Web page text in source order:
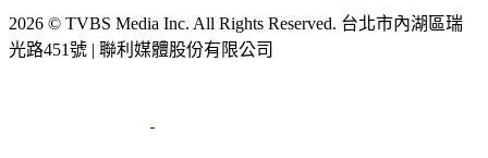
2026 © TVBS Media Inc. All Rights Reserved. 台北市內湖區瑞
光路451號 | 聯利媒體股份有限公司